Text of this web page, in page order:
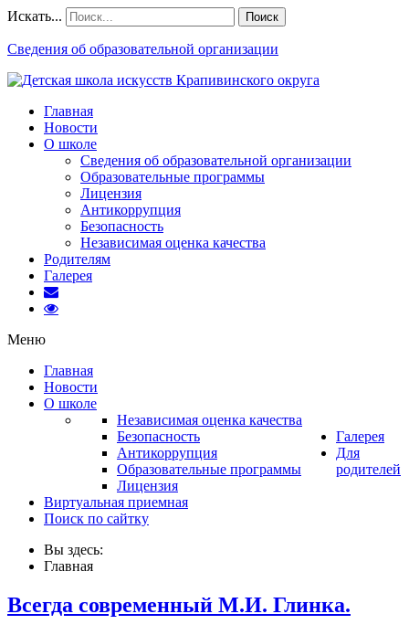
Искать... Поиск
Сведения об образовательной организации
Главная
Новости
О школе
Сведения об образовательной организации
Образовательные программы
Лицензия
Антикоррупция
Безопасность
Независимая оценка качества
Родителям
Галерея
Меню
Главная
Новости
О школе
Независимая оценка качества
Безопасность
Антикоррупция
Образовательные программы
Лицензия
Галерея
Для
родителей
Виртуальная приемная
Поиск по сайтку
Вы здесь:
Главная
Всегда современный М.И. Глинка.